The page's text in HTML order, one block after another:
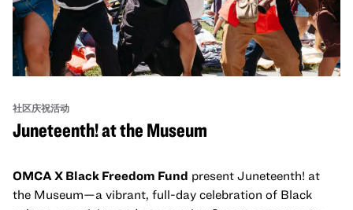
社区庆祝活动
Juneteenth! at the Museum
OMCA X Black Freedom Fund present Juneteenth! at
the Museum—a vibrant, full-day celebration of Black